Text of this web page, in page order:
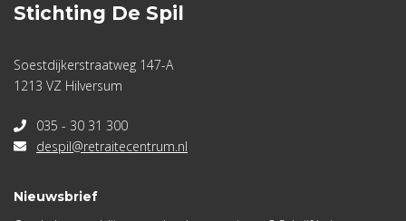
Stichting De Spil
Soestdijkerstraatweg 147-A
1213 VZ Hilversum
035 - 30 31 300
despil@retraitecentrum.nl
Nieuwsbrief